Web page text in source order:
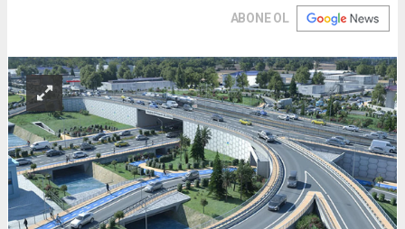
ABONE OL